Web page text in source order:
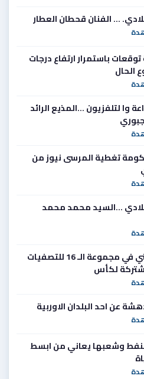
... الفنان قحطان العطار
توقعات باستمرار ارتفاع درجات
الحال
وا لتلفزيون ...المذيع الرائد
تغطية المرسى نيوز من
...السيد محمد محمد
منتخبنا الوطني في مجموعة الـ 16 للتصفيات
لكأس
وشعبها يعاني من ابسط